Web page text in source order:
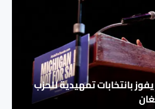
بانتخابات تمهيدية للحزب